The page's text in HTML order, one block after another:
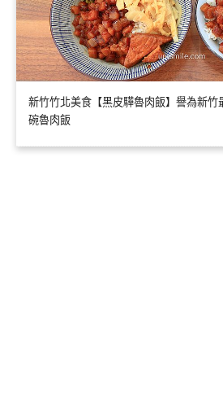
新竹竹北美食【黑皮驊魯肉飯】譽為新竹
碗魯肉飯